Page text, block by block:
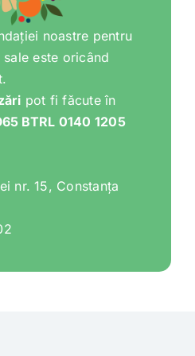
Shop
naturale
fructele
noastre pentru
este oricând
pot fi făcute în
BTRL 0140 1205
nr. 15, Constanța